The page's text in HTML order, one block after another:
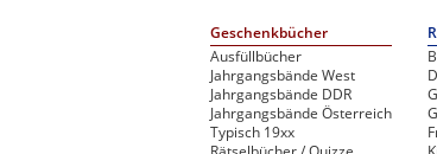
Geschenkbücher
Ausfüllbücher
Jahrgangsbände West
Jahrgangsbände DDR
Jahrgangsbände Österreich
Typisch 19xx